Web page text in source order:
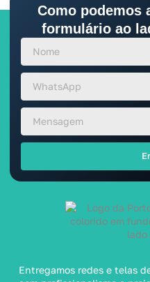
Como podemos
formulário ao
Entregamos redes e telas